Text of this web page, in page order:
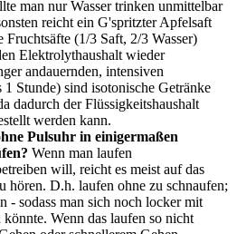
man nur Wasser trinken unmittelbar
reicht ein G'spritzter Apfelsaft
Fruchtsäfte (1/3 Saft, 2/3 Wasser)
Elektrolythaushalt wieder
andauernden, intensiven
1 Stunde) sind isotonische Getränke
dadurch der Flüssigkeitshaushalt
werden kann.
Pulsuhr in einigermaßen
Wenn man laufen
will, reicht es meist auf das
hören. D.h. laufen ohne zu schnaufen;
- sodass man sich noch locker mit
Wenn das laufen so nicht